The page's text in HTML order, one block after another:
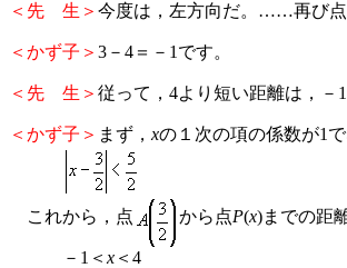
＜先 生＞ 今度は，左方向だ。……再び
＜かず子＞ 3－4＝－1です。
＜先 生＞ 従って，4より短い距離は，－
＜かず子＞ まず， xの１次の項の係数が1
これから，点 から点P(x)までの距
－1＜ x ＜4